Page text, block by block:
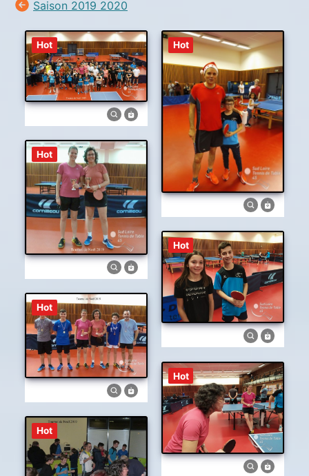
Saison 2019 2020
Hot
Hot
Hot
Hot
Hot
Hot
Hot